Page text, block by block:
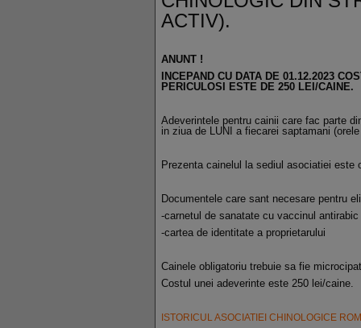
ACTIV).
ANUNT !
INCEPAND CU DATA DE 01.12.2023
PERICULOSI ESTE DE 250 LEI/CAINE.
Adeverintele pentru cainii care fac parte
in ziua de LUNI a fiecarei saptamani
Prezenta cainelul la sediul asociatiei este
Documentele care sant necesare pentru
-carnetul de sanatate cu vaccinul
-cartea de identitate a proprietarului
Cainele obligatoriu trebuie sa fie
Costul unei adeverinte este 250 lei/caine.
ISTORICUL ASOCIATIEI CHINOLOGICE